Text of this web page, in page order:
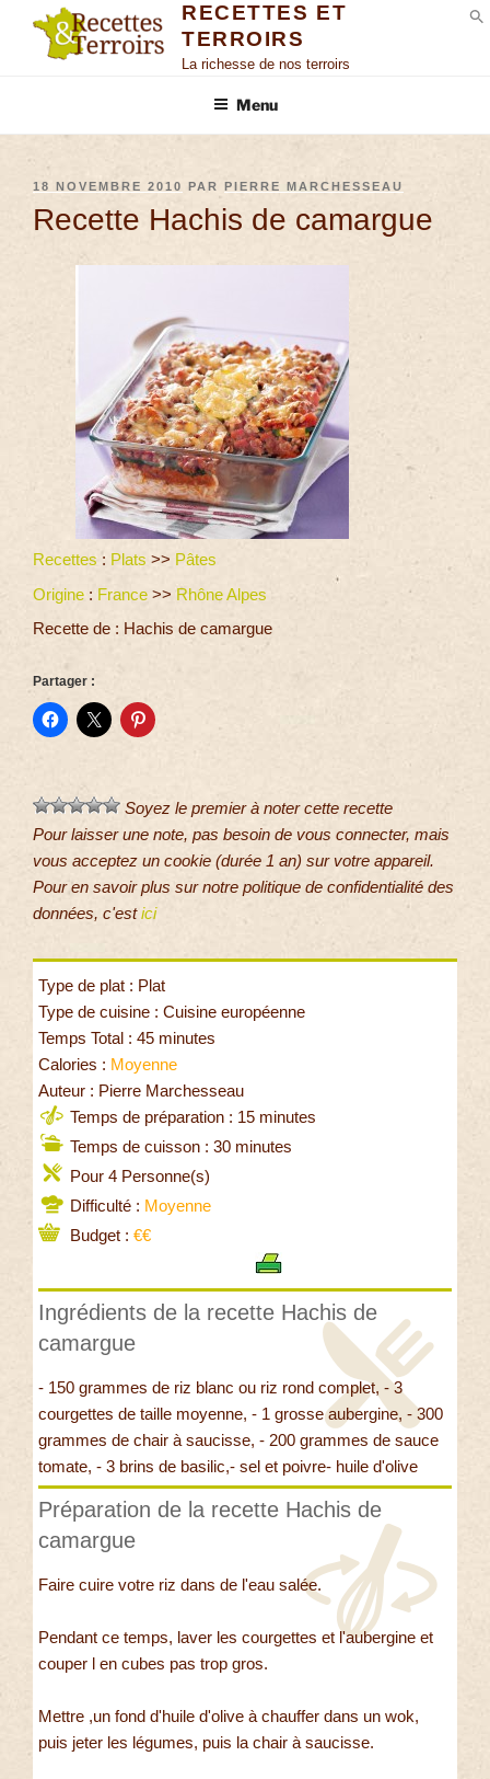
RECETTES ET
TERROIRS
La richesse de nos terroirs
Menu
18 NOVEMBRE 2010 PAR PIERRE MARCHESSEAU
Recette Hachis de camargue
Recettes : Plats >> Pâtes
Origine : France >> Rhône Alpes
Recette de : Hachis de camargue
Partager :
Soyez le premier à noter cette recette
Pour laisser une note, pas besoin de vous connecter, mais
vous acceptez un cookie (durée 1 an) sur votre appareil.
Pour en savoir plus sur notre politique de confidentialité des
données, c'estici
Type de plat : Plat
Type de cuisine : Cuisine européenne
Temps Total : 45 minutes
Calories : Moyenne
Auteur : Pierre Marchesseau
Temps de préparation : 15 minutes
Temps de cuisson : 30 minutes
Pour 4 Personne(s)
Difficulté : Moyenne
Budget : €€
Ingrédients de la recette Hachis de
camargue
- 150 grammes de riz blanc ou riz rond complet, - 3
courgettes de taille moyenne, - 1 grosse aubergine, - 300
grammes de chair à saucisse, - 200 grammes de sauce
tomate, - 3 brins de basilic,- sel et poivre- huile d'olive
Préparation de la recette Hachis de
camargue
Faire cuire votre riz dans de l'eau salée.
Pendant ce temps, laver les courgettes et l'aubergine et
couper l en cubes pas trop gros.
Mettre ,un fond d'huile d'olive à chauffer dans un wok,
puis jeter les légumes, puis la chair à saucisse.